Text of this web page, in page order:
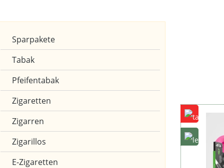
Sparpakete
Tabak
Pfeifentabak
Zigaretten
Zigarren
Zigarillos
E-Zigaretten